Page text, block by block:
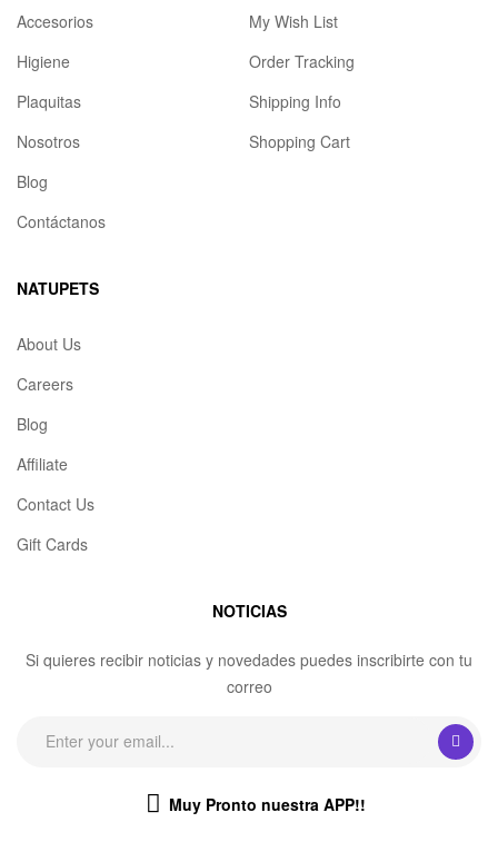
Accesorios
Higiene
Plaquitas
Nosotros
Blog
Contáctanos
My Wish List
Order Tracking
Shipping Info
Shopping Cart
NATUPETS
About Us
Careers
Blog
Affiliate
Contact Us
Gift Cards
NOTICIAS
Si quieres recibir noticias y novedades puedes inscribirte con tu
correo
Muy Pronto nuestra APP!!